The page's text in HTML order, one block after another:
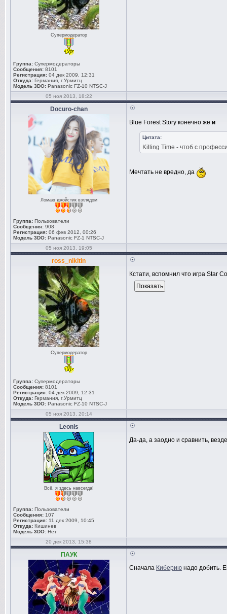
Супермодератор
Группа: Супермодераторы
Сообщения: 8101
Регистрация: 04 дек 2009, 12:31
Откуда: Германия, г.Урмитц
Модель 3DO: Panasonic FZ-10 NTSC-J
05 ноя 2013, 18:22
Docuro-chan
Ломаю джойстик взглядом
Группа: Пользователи
Сообщения: 908
Регистрация: 06 фев 2012, 00:26
Модель 3DO: Panasonic FZ-1 NTSC-J
Blue Forest Story конечно же и
Цитата:
Killing Time - чтоб с
Мечтать не вредно, да
05 ноя 2013, 19:05
ross_nikitin
Супермодератор
Группа: Супермодераторы
Сообщения: 8101
Регистрация: 04 дек 2009, 12:31
Откуда: Германия, г.Урмитц
Модель 3DO: Panasonic FZ-10 NTSC-J
Кстати, вспомнил что игра Star
05 ноя 2013, 20:14
Leonis
Всё, я здесь навсегда!
Группа: Пользователи
Сообщения: 107
Регистрация: 11 дек 2009, 10:45
Откуда: Кишинев
Модель 3DO: Нет
Да-да, а заодно и сравнить,
20 дек 2013, 15:38
ПАУК
Сначала Киберию надо добить.